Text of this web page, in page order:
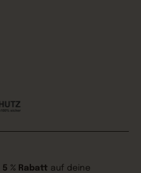
5 % Rabatt auf deine